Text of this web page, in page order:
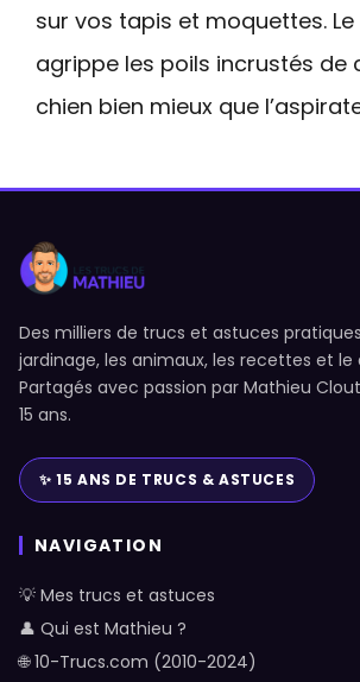
sur vos tapis et moquettes.
agrippe les poils incrustés de
chien bien mieux que
Des milliers de trucs et astuces
jardinage, les animaux, les recettes et le
Partagés avec passion par Mathieu
15 ans.
✨ 15 ANS DE TRUCS & ASTUCES
NAVIGATION
💡 Mes trucs et astuces
👤 Qui est Mathieu ?
🌐 10-Trucs.com (2010-2024)